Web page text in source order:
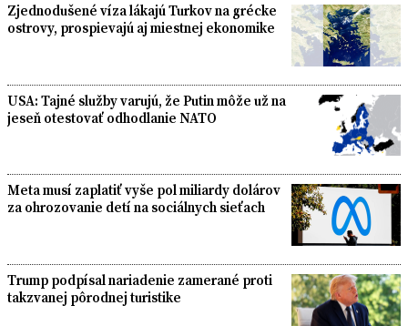
Zjednodušené víza lákajú Turkov na grécke
ostrovy, prospievajú aj miestnej ekonomike
USA: Tajné služby varujú, že Putin môže už na
jeseň otestovať odhodlanie NATO
Meta musí zaplatiť vyše pol miliardy dolárov
za ohrozovanie detí na sociálnych sieťach
Trump podpísal nariadenie zamerané proti
takzvanej pôrodnej turistike